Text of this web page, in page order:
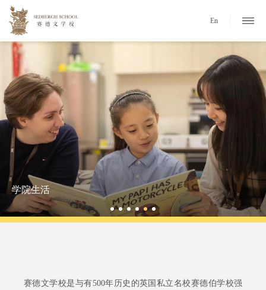
En
学院生活
赛德文学校是与有500年历史的英国私立名校赛德伯学校强